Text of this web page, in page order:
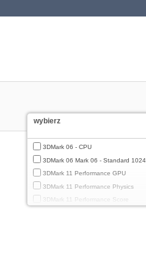
wybierz
3DMark 06 - CPU
3DMark 06 Mark 06 - Standard
3DMark 11 Performance GPU
3DMark 11 Performance Physics
3DMark 11 Performance Score